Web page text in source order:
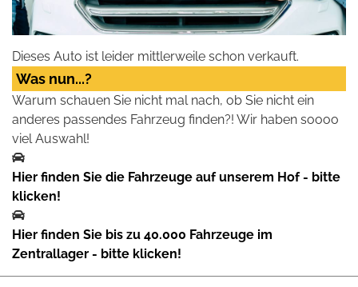
Dieses Auto ist leider mittlerweile schon verkauft.
Was nun...?
Warum schauen Sie nicht mal nach, ob Sie nicht ein
anderes passendes Fahrzeug finden?! Wir haben soooo
viel Auswahl!
Hier finden Sie die Fahrzeuge auf unserem Hof - bitte
klicken!
Hier finden Sie bis zu 40.000 Fahrzeuge im
Zentrallager - bitte klicken!